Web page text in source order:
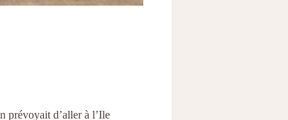
prévoyait d’aller à l’Ile